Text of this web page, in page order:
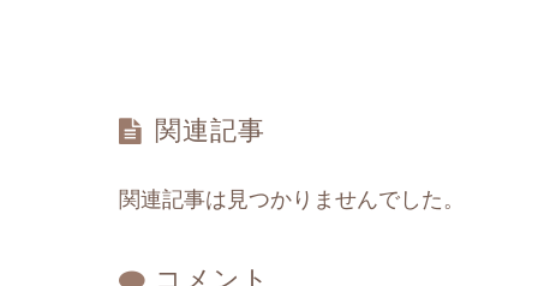
関連記事
関連記事は見つかりませんでした。
コメント